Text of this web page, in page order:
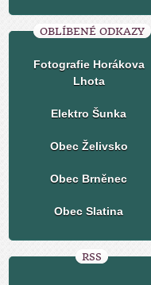
OBLÍBENÉ ODKAZY
Fotografie Horákova
Lhota
Elektro Šunka
Obec Želivsko
Obec Brněnec
Obec Slatina
RSS